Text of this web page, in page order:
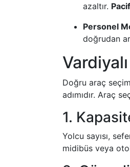
azaltır.
Personel
doğrudan
Doğru araç
adımıdır. Araç
1.
Yolcu sayısı,
midibüs veya